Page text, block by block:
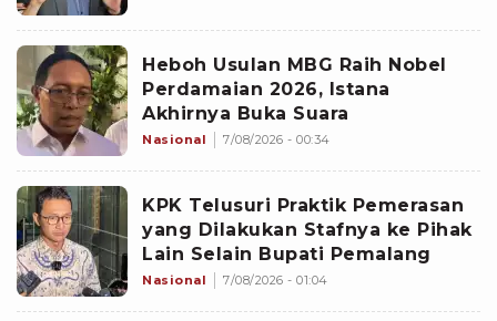
Heboh Usulan MBG Raih Nobel
Perdamaian 2026, Istana
Akhirnya Buka Suara
Nasional 7/08/2026 - 00:34
KPK Telusuri Praktik Pemerasan
yang Dilakukan Stafnya ke Pihak
Lain Selain Bupati Pemalang
Nasional 7/08/2026 - 01:04